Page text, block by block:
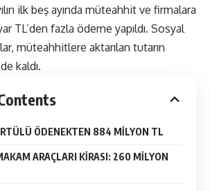
ilk beş ayında müteahhit ve firmalara
TL’den fazla ödeme yapıldı. Sosyal
müteahhitlere aktarılan tutarın
kaldı.
ÖDENEKTEN 884 MİLYON TL
ARAÇLARI KİRASI: 260 MİLYON